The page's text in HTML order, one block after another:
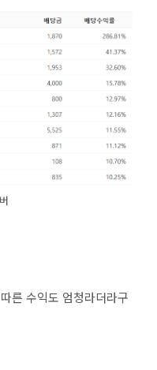
른 수익도 엄청라더라구